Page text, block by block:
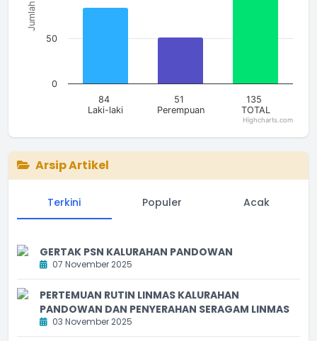
Jumlah
84
Laki-laki
51
Perempuan
135
TOTAL
0
50
Highcharts.com
Arsip Artikel
Terkini Populer Acak
GERTAK PSN KALURAHAN PANDOWAN
07 November 2025
PERTEMUAN RUTIN LINMAS KALURAHAN
PANDOWAN DAN PENYERAHAN SERAGAM LINMAS
03 November 2025